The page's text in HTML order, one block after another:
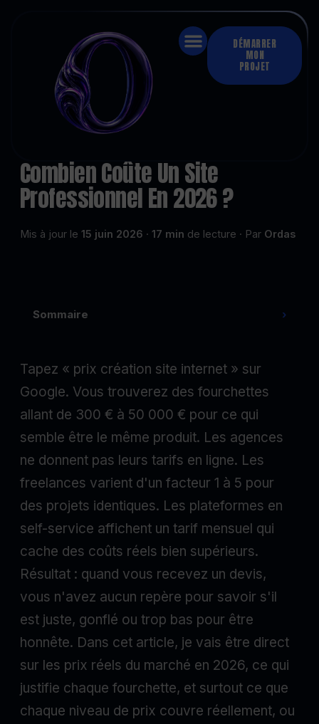
DÉMARRER
MON
PROJET
›Prix site internet & budget
Combien coûte un site internet professionnel en 2026 ?
Combien Coûte Un Site
Professionnel En 2026 ?
Mis à jour le 15 juin 2026 · 17 min de lecture · Par Ordas
Sommaire ›
Tapez « prix création site internet » sur
Google. Vous trouverez des fourchettes
allant de 300 € à 50 000 € pour ce qui
semble être le même produit. Les agences
ne donnent pas leurs tarifs en ligne. Les
freelances varient d'un facteur 1 à 5 pour
des projets identiques. Les plateformes en
self-service affichent un tarif mensuel qui
cache des coûts réels bien supérieurs.
Résultat : quand vous recevez un devis,
vous n'avez aucun repère pour savoir s'il
est juste, gonflé ou trop bas pour être
honnête. Dans cet article, je vais être direct
sur les prix réels du marché en 2026, ce qui
justifie chaque fourchette, et surtout ce que
chaque niveau de prix couvre réellement, ou